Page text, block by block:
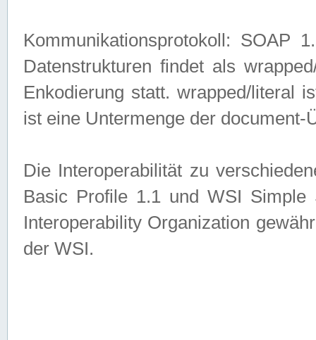
Kommunikationsprotokoll: SOAP
Datenstrukturen findet als
Enkodierung statt. wrapped/literal
ist eine Untermenge der
Die Interoperabilität zu
Basic Profile 1.1 und WSI
Interoperability Organization
der WSI.